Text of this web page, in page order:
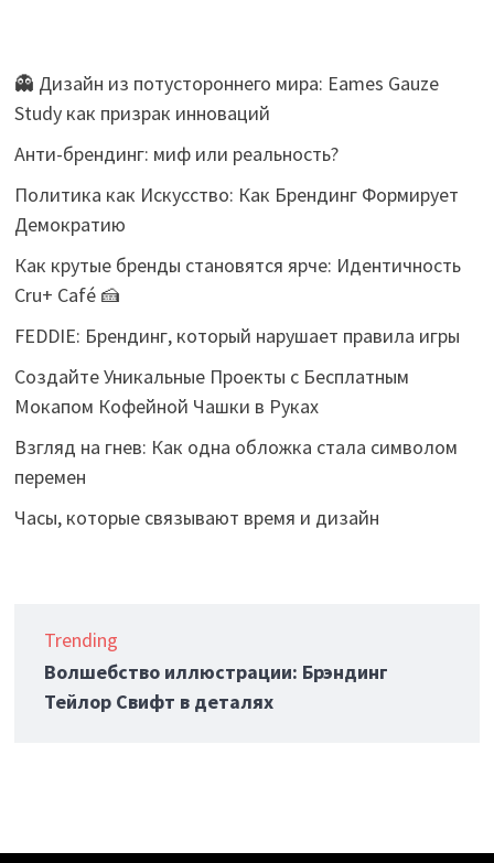
👻 Дизайн из потустороннего мира: Eames Gauze
Study как призрак инноваций
Анти-брендинг: миф или реальность?
Политика как Искусство: Как Брендинг Формирует
Демократию
Как крутые бренды становятся ярче: Идентичность
Cru+ Café 🍰
FEDDIE: Брендинг, который нарушает правила игры
Создайте Уникальные Проекты с Бесплатным
Мокапом Кофейной Чашки в Руках
Взгляд на гнев: Как одна обложка стала символом
перемен
Часы, которые связывают время и дизайн
Trending
Волшебство иллюстрации: Брэндинг
Тейлор Свифт в деталях